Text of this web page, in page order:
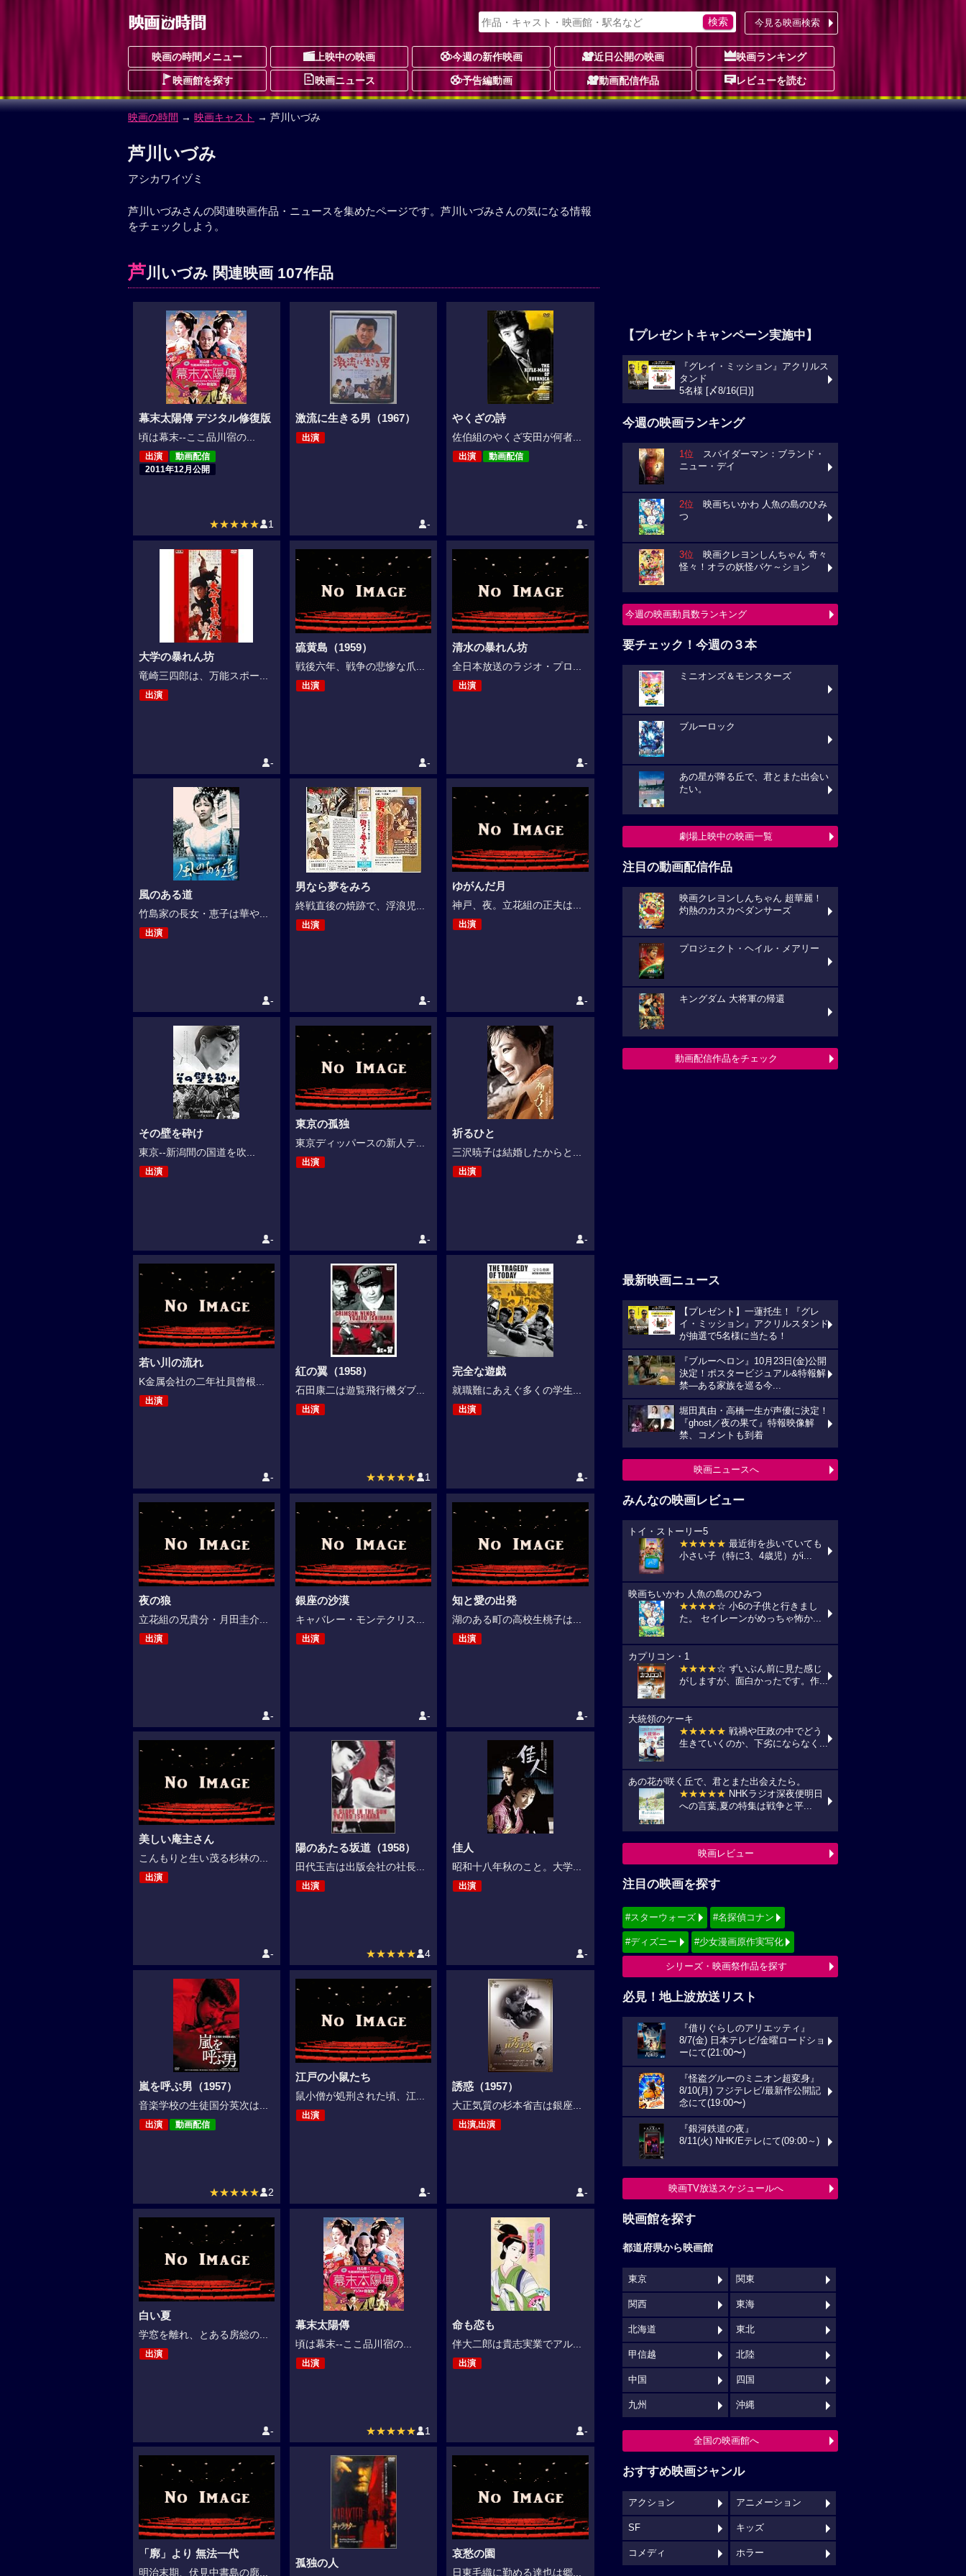
今見る映画検索
映画の時間メニュー 上映中の映画 今週の新作映画 近日公開の映画 映画ランキング
映画館を探す 映画ニュース 予告編動画 動画配信作品 レビューを読む
映画の時間 → 映画キャスト → 芦川いづみ
芦川いづみ
アシカワイヅミ
芦川いづみさんの関連映画作品・ニュースを集めたページです。芦川いづみさんの気になる情報
をチェックしよう。
芦川いづみ 関連映画 107作品
幕末太陽傳 デジタル修復版
頃は幕末--ここ品川宿の...
出演
動画配信
2011年12月公開
★★★★★ 1
激流に生きる男（1967）
出演
-
やくざの詩
佐伯組のやくざ安田が何者...
出演 動画配信
-
大学の暴れん坊
竜崎三四郎は、万能スポー...
出演
-
硫黄島（1959）
戦後六年、戦争の悲惨な爪...
出演
-
清水の暴れん坊
全日本放送のラジオ・プロ...
出演
-
風のある道
竹島家の長女・恵子は華や...
出演
-
男なら夢をみろ
終戦直後の焼跡で、浮浪児...
出演
-
ゆがんだ月
神戸、夜。立花組の正夫は...
出演
-
その壁を砕け
東京--新潟間の国道を吹...
出演
-
東京の孤独
東京ディッパースの新人テ...
出演
-
祈るひと
三沢暁子は結婚したからと...
出演
-
若い川の流れ
K金属会社の二年社員曾根...
出演
-
紅の翼（1958）
石田康二は遊覧飛行機ダブ...
出演
★★★★★ 1
完全な遊戯
就職難にあえぐ多くの学生...
出演
-
夜の狼
立花組の兄貴分・月田圭介...
出演
-
銀座の沙漠
キャバレー・モンテクリス...
出演
-
知と愛の出発
湖のある町の高校生桃子は...
出演
-
美しい庵主さん
こんもりと生い茂る杉林の...
出演
-
陽のあたる坂道（1958）
田代玉吉は出版会社の社長...
出演
★★★★★ 4
佳人
昭和十八年秋のこと。大学...
出演
-
嵐を呼ぶ男（1957）
音楽学校の生徒国分英次は...
出演 動画配信
★★★★★ 2
江戸の小鼠たち
鼠小僧が処刑された頃、江...
出演
-
誘惑（1957）
大正気質の杉本省吉は銀座...
出演,出演
-
白い夏
学窓を離れ、とある房総の...
出演
-
幕末太陽傳
頃は幕末--ここ品川宿の...
出演
★★★★★ 1
命も恋も
伴大二郎は貴志実業でアル...
出演
-
「廓」より 無法一代
明治末期、伏見中書島の廓...
孤独の人
哀愁の園
日東毛織に勤める達也は郷...
【プレゼントキャンペーン実施中】
『グレイ・ミッション』アクリルス
タンド
5名様 [〆8/16(日)]
今週の映画ランキング
1位 スパイダーマン：ブランド・
ニュー・デイ
2位 映画ちいかわ 人魚の島のひみ
つ
3位 映画クレヨンしんちゃん 奇々
怪々！オラの妖怪バケ～ション
今週の映画動員数ランキング
要チェック！今週の３本
ミニオンズ＆モンスターズ
ブルーロック
あの星が降る丘で、君とまた出会い
たい。
劇場上映中の映画一覧
注目の動画配信作品
映画クレヨンしんちゃん 超華麗！
灼熱のカスカベダンサーズ
プロジェクト・ヘイル・メアリー
キングダム 大将軍の帰還
動画配信作品をチェック
最新映画ニュース
【プレゼント】一蓮托生！『グレ
イ・ミッション』アクリルスタンド
が抽選で5名様に当たる！
『ブルーヘロン』10月23日(金)公開
決定！ポスタービジュアル&特報解
禁―ある家族を巡る今...
堀田真由・高橋一生が声優に決定！
『ghost／夜の果て』特報映像解
禁、コメントも到着
映画ニュースへ
みんなの映画レビュー
トイ・ストーリー5
★★★★★ 最近街を歩いていても
小さい子（特に3、4歳児）がi...
映画ちいかわ 人魚の島のひみつ
★★★★☆ 小6の子供と行きまし
た。 セイレーンがめっちゃ怖か...
カプリコン・1
★★★★☆ ずいぶん前に見た感じ
がしますが、面白かったです。作...
大統領のケーキ
★★★★★ 戦禍や圧政の中でどう
生きていくのか、下劣にならなく...
あの花が咲く丘で、君とまた出会えたら。
★★★★★ NHKラジオ深夜便明日
への言葉,夏の特集は戦争と平...
映画レビュー
注目の映画を探す
#スターウォーズ #名探偵コナン
#ディズニー #少女漫画原作実写化
シリーズ・映画祭作品を探す
必見！地上波放送リスト
『借りぐらしのアリエッティ』
8/7(金) 日本テレビ/金曜ロードショ
ーにて(21:00〜)
『怪盗グルーのミニオン超変身』
8/10(月) フジテレビ/最新作公開記
念にて(19:00〜)
『銀河鉄道の夜』
8/11(火) NHK/Eテレにて(09:00～)
映画TV放送スケジュールへ
映画館を探す
都道府県から映画館
東京 関東
関西 東海
北海道 東北
甲信越 北陸
中国 四国
九州 沖縄
全国の映画館へ
おすすめ映画ジャンル
アクション アニメーション
SF キッズ
コメディ ホラー